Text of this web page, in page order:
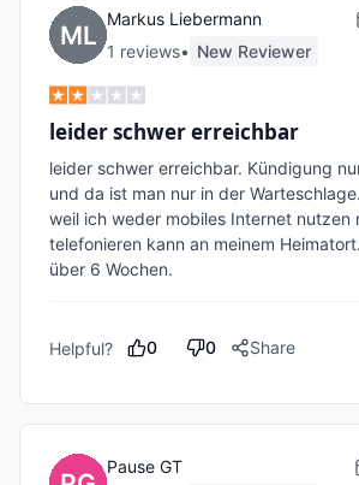
Markus Liebermann
1 reviews• New Reviewer
leider schwer erreichbar
leider schwer erreichbar. Kündigung
und da ist man nur in der
weil ich weder mobiles Internet nutzen
telefonieren kann an meinem
über 6 Wochen.
Helpful? 0 0 Share
Pause GT